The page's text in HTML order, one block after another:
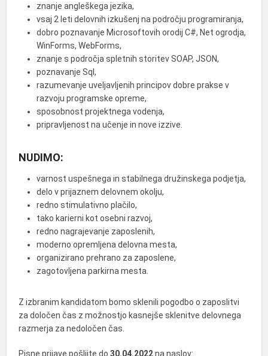
znanje angleškega jezika,
vsaj 2 leti delovnih izkušenj na področju programiranja,
dobro poznavanje Microsoftovih orodij C#, Net ogrodja,
WinForms, WebForms,
znanje s področja spletnih storitev SOAP, JSON,
poznavanje Sql,
razumevanje uveljavljenih principov dobre prakse v
razvoju programske opreme,
sposobnost projektnega vodenja,
pripravljenost na učenje in nove izzive.
NUDIMO:
varnost uspešnega in stabilnega družinskega podjetja,
delo v prijaznem delovnem okolju,
redno stimulativno plačilo,
tako karierni kot osebni razvoj,
redno nagrajevanje zaposlenih,
moderno opremljena delovna mesta,
organizirano prehrano za zaposlene,
zagotovljena parkirna mesta.
Z izbranim kandidatom bomo sklenili pogodbo o zaposlitvi
za določen čas z možnostjo kasnejše sklenitve delovnega
razmerja za nedoločen čas.
Pisne prijave pošljite do30.04.2022na naslov: